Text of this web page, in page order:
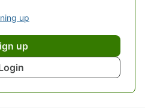
up
up